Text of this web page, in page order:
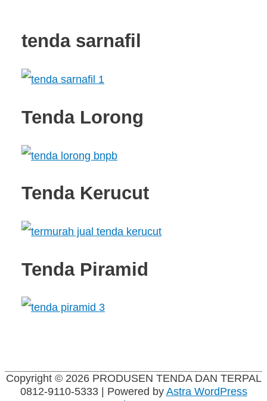
tenda sarnafil
Tenda Lorong
Tenda Kerucut
Tenda Piramid
Copyright © 2026 PRODUSEN TENDA DAN TERPAL
0812-9110-5333| Powered byAstra WordPress